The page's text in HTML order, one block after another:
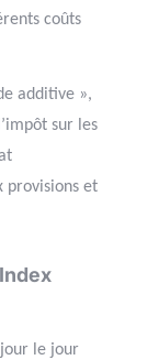
coûts
additive »,
sur les
provisions et
le jour